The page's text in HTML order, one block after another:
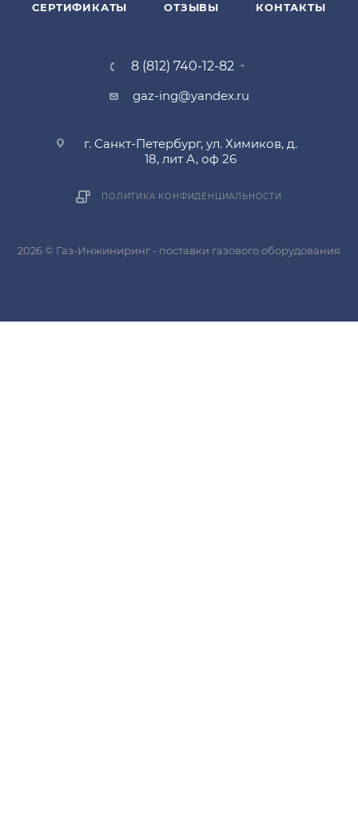
СЕРТИФИКАТЫ ОТЗЫВЫ КОНТАКТЫ
8 (812) 740-12-82
gaz-ing@yandex.ru
г. Санкт-Петербург, ул. Химиков, д.
18, лит А, оф 26
ПОЛИТИКА КОНФИДЕНЦИАЛЬНОСТИ
2026 © Газ-Инжиниринг - поставки газового оборудования